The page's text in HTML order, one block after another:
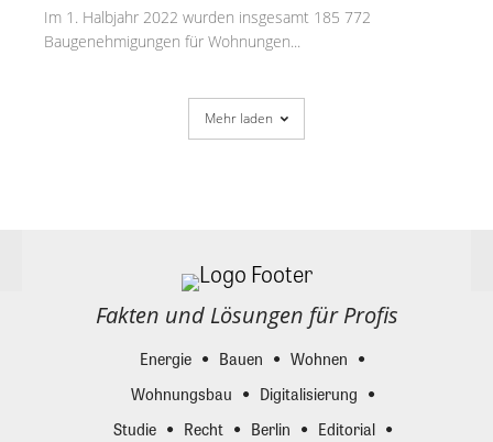
Im 1. Halbjahr 2022 wurden insgesamt 185 772
Baugenehmigungen für Wohnungen...
Mehr laden
Fakten und Lösungen für Profis
Energie Bauen
Wohnen
Wohnungsbau
Digitalisierung
Studie
Recht Berlin
Editorial